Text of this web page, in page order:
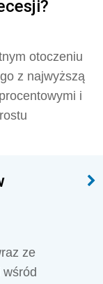
otoczeniu
z najwyższą
i
ze